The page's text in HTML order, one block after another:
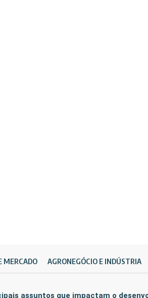
MERCADO AGRONEGÓCIO E INDÚSTRIA
assuntos que impactam o